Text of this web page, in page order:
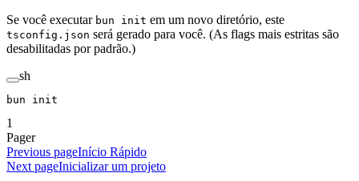
Se você executar bun init em um novo diretório, este
tsconfig.json será gerado para você. (As flags mais estritas são
desabilitadas por padrão.)
sh
bun init
1
Pager
Previous pageInício Rápido
Next pageInicializar um projeto